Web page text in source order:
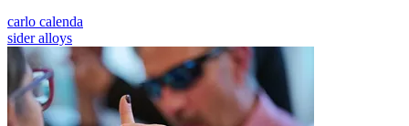
carlo calenda
sider alloys